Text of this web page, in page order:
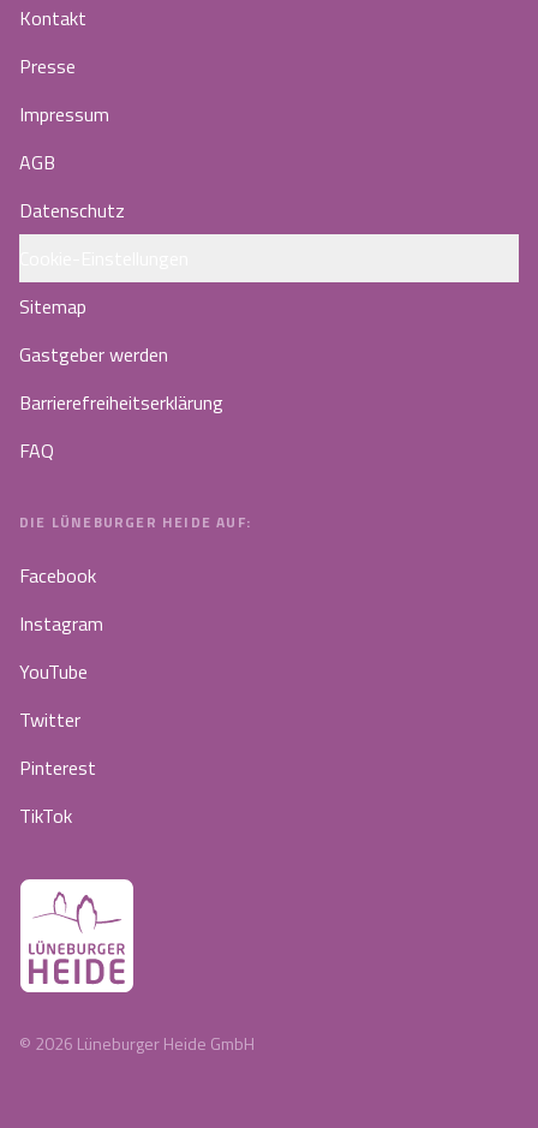
Kontakt
Presse
Impressum
AGB
Datenschutz
Sitemap
Gastgeber werden
Barrierefreiheitserklärung
FAQ
DIE LÜNEBURGER HEIDE AUF:
Facebook
Instagram
YouTube
Twitter
Pinterest
TikTok
© 2026 Lüneburger Heide GmbH